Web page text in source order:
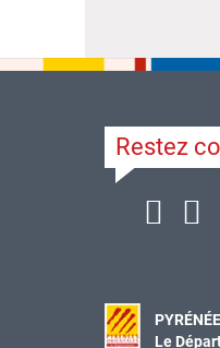
Restez
Le